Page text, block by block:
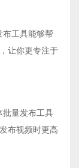
布工具能够帮
让你更专注于
批量发布工具
布视频时更高